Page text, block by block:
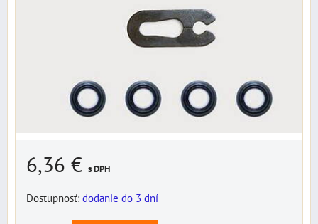
6,36 € s DPH
Dostupnosť: dodanie do 3 dní